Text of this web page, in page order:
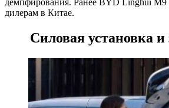
демпфирования. Ранее BYD Linghui M9
дилерам в Китае.
Силовая установка и